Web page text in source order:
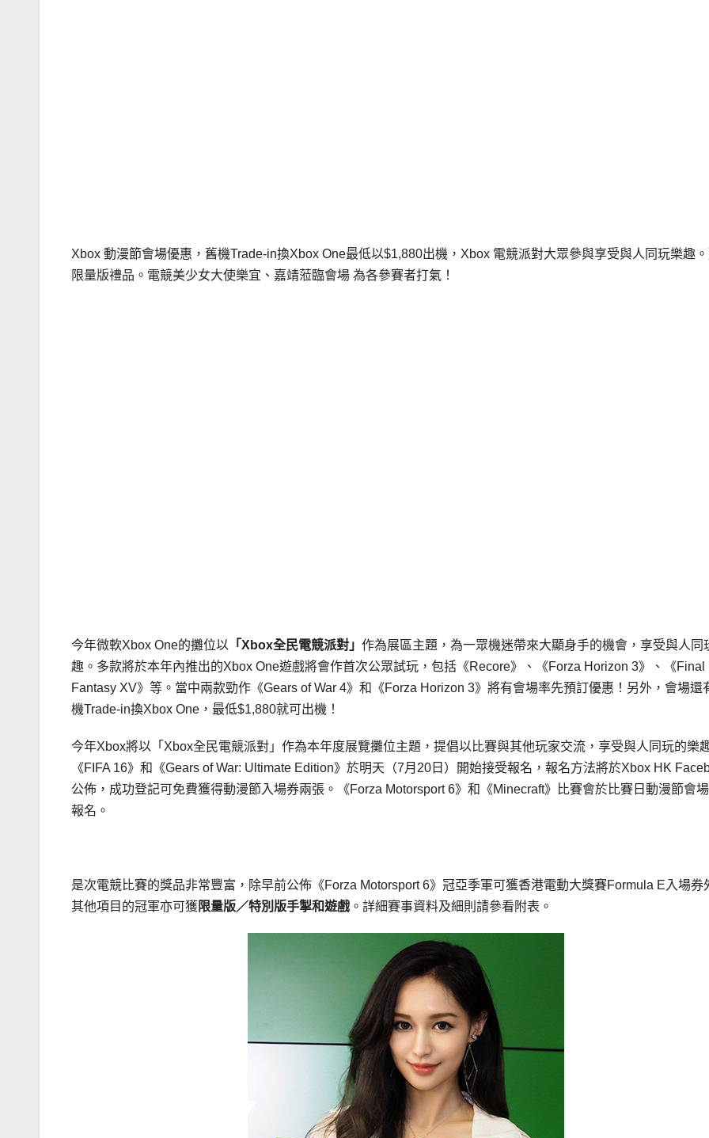
Xbox 動漫節會場優惠，舊機Trade-in換Xbox One最低以$1,880出機，Xbox 電競派對大眾參與享受與人同玩樂趣
限量版禮品。電競美少女大使樂宜、嘉靖蒞臨會場 為各參賽者打氣！
今年微軟Xbox One的攤位以 「Xbox全民電競派對」 作為展區主題，為一眾機迷帶來大顯身手的機會，享受與人同
趣。多款將於本年內推出的Xbox One遊戲將會作首次公眾試玩，包括《Recore》、《Forza Horizon 3》、《Final
Fantasy XV》等。當中兩款勁作《Gears of War 4》和《Forza Horizon 3》將有會場率先預訂優惠！另外，會場還
機Trade-in換Xbox One，最低$1,880就可出機！
今年Xbox將以「Xbox全民電競派對」作為本年度展覽攤位主題，提倡以比賽與其他玩家交流，享受與人同玩的樂
《FIFA 16》和《Gears of War: Ultimate Edition》於明天（7月20日）開始接受報名，報名方法將於Xbox HK
公佈，成功登記可免費獲得動漫節入場券兩張。《Forza Motorsport 6》和《Minecraft》比賽會於比賽日動漫節會
報名。
是次電競比賽的獎品非常豐富，除早前公佈《Forza Motorsport 6》冠亞季軍可獲香港電動大獎賽Formula E入場券
其他項目的冠軍亦可獲 限量版／特別版手掣和遊戲 。詳細賽事資料及細則請參看附表。